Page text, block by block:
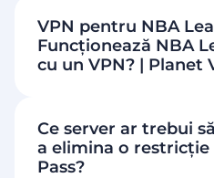
VPN pentru NBA
Funcționează NBA
cu un VPN? | Planet
Ce server ar trebui
a elimina o restricție
Pass?